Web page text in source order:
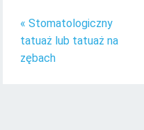
« Stomatologiczny
tatuaż lub tatuaż na
zębach